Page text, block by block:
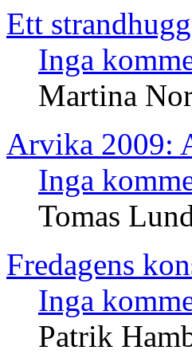
Ett
Inga
Martina
Arvika 2009:
Inga
Tomas
Fredagens
Inga
Patrik